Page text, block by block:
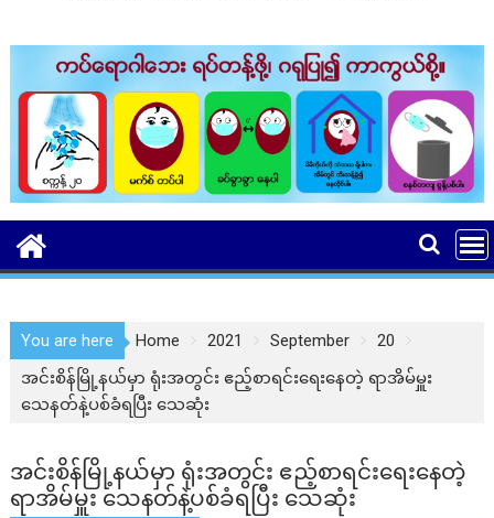
You are here Home 2021 September
20
အင်းစိန်မြို့နယ်မှာ ရုံးအတွင်း ဧည့်စာရင်းရေးနေတဲ့ ရာအိမ်မှူး
သေနတ်နဲ့ပစ်ခံရပြီး သေဆုံး
အင်းစိန်မြို့နယ်မှာ ရုံးအတွင်း ဧည့်စာရင်းရေးနေတဲ့
ရာအိမ်မှူး သေနတ်နဲ့ပစ်ခံရပြီး သေဆုံး